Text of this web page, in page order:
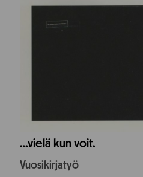
…vielä kun voit.
Vuosikirjatyö